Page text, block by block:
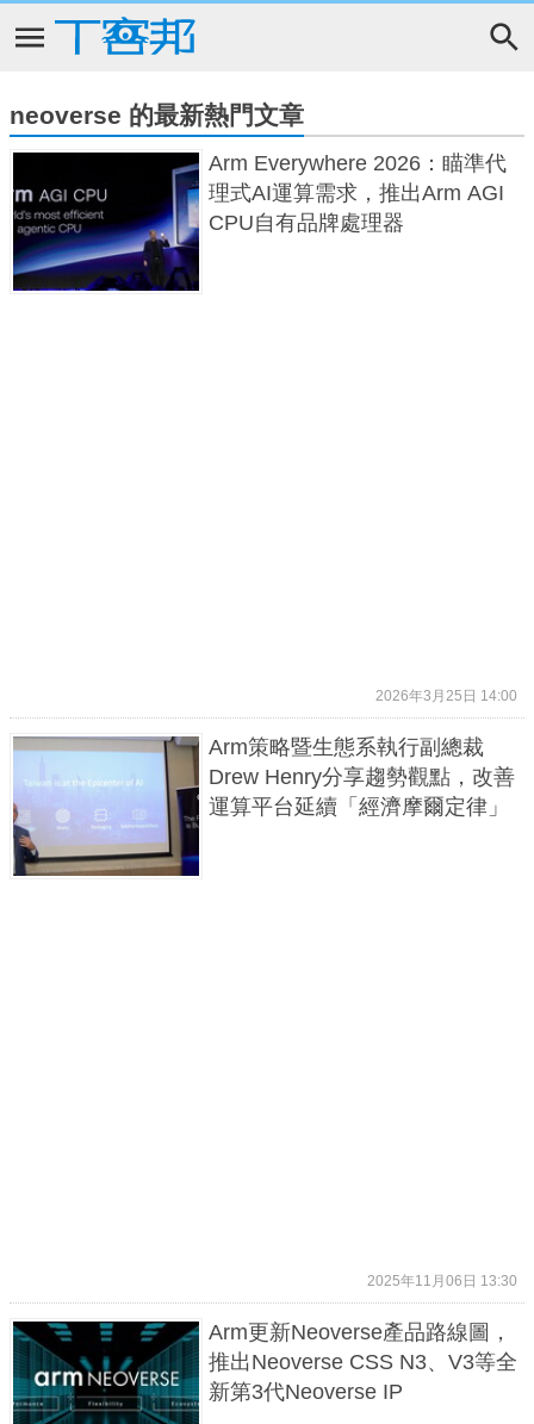
neoverse 的最新熱門文章
Arm Everywhere 2026：瞄準代
理式AI運算需求，推出Arm AGI
CPU自有品牌處理器
2026年3月25日 14:00
Arm策略暨生態系執行副總裁
Drew Henry分享趨勢觀點，改善
運算平台延續「經濟摩爾定律」
2025年11月06日 13:30
Arm更新Neoverse產品路線圖，
推出Neoverse CSS N3、V3等全
新第3代Neoverse IP